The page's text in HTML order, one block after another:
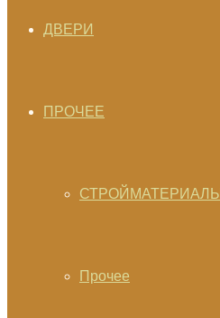
ДВЕРИ
ПРОЧЕЕ
СТРОЙМАТЕРИАЛЫ
Прочее